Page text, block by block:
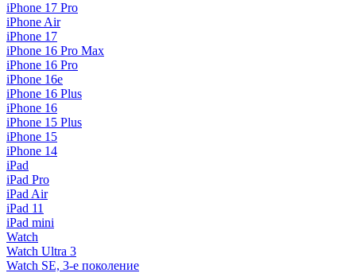
iPhone 17 Pro
iPhone Air
iPhone 17
iPhone 16 Pro Max
iPhone 16 Pro
iPhone 16e
iPhone 16 Plus
iPhone 16
iPhone 15 Plus
iPhone 15
iPhone 14
iPad
iPad Pro
iPad Air
iPad 11
iPad mini
Watch
Watch Ultra 3
Watch SE, 3-е поколение